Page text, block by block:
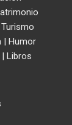
Turismo
| Humor
Libros